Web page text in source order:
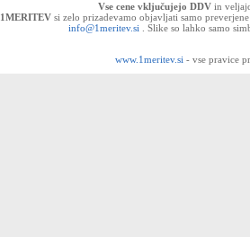
Vse cene vključujejo DDV in
1MERITEVsi zelo prizadevamo objavljati samo
info@1meritev.si . Slike so lahko samo
www.1meritev.si - vse pravice